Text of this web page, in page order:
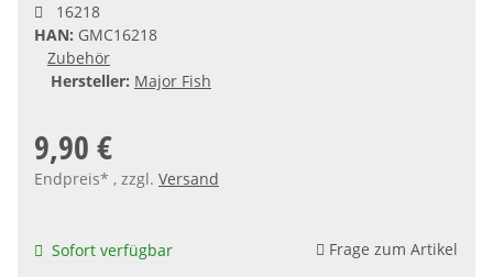
16218
HAN: GMC16218
Zubehör
Hersteller: Major Fish
9,90 €
Endpreis* , zzgl. Versand
Sofort verfügbar Frage zum Artikel